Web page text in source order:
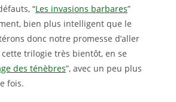
“Les invasions barbares”
bien plus intelligent que le
donc notre promesse d’aller
cette trilogie très bientôt, en se
des ténèbres”, avec un peu plus
fois.